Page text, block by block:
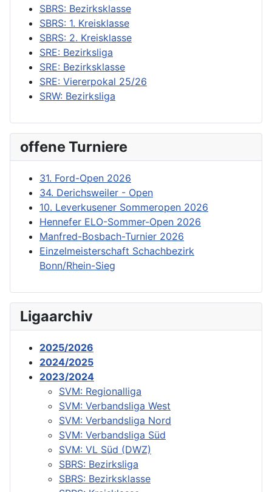
SBRS: Bezirksklasse
SBRS: 1. Kreisklasse
SBRS: 2. Kreisklasse
SRE: Bezirksliga
SRE: Bezirksklasse
SRE: Viererpokal 25/26
SRW: Bezirksliga
offene Turniere
31. Ford-Open 2026
34. Derichsweiler - Open
10. Leverkusener Sommeropen 2026
Hennefer ELO-Sommer-Open 2026
Manfred-Bosbach-Turnier 2026
Einzelmeisterschaft Schachbezirk
Bonn/Rhein-Sieg
Ligaarchiv
2025/2026
2024/2025
2023/2024
SVM: Regionalliga
SVM: Verbandsliga West
SVM: Verbandsliga Nord
SVM: Verbandsliga Süd
SVM: VL Süd (DWZ)
SBRS: Bezirksliga
SBRS: Bezirksklasse